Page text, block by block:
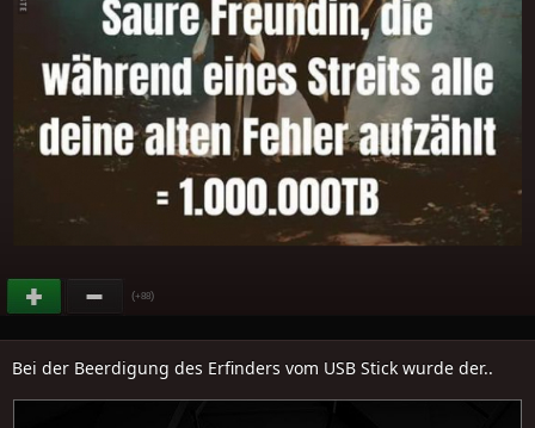
(+88)
Bei der Beerdigung des Erfinders vom USB Stick wurde der..